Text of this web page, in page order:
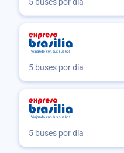
5 buses por día
5 buses por día